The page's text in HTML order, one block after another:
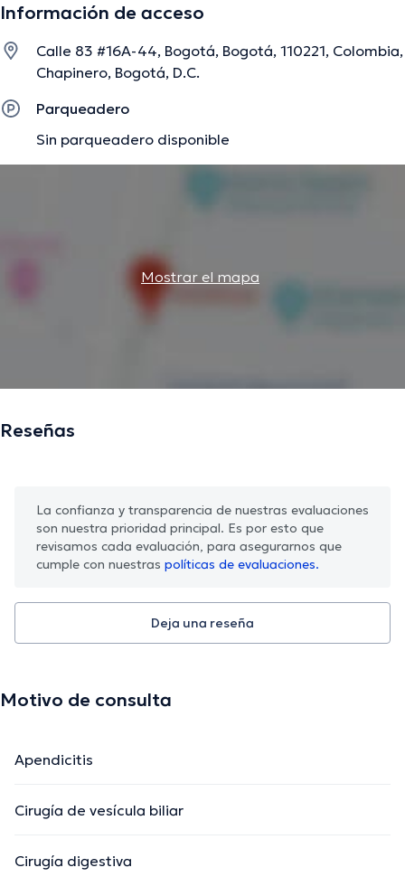
Mosquera ha intervenido en incontables conferencias con
disciplina de especialización y ha anunciado importantes
artículos. Español es el idioma principal manejados por el
Dr.
Información de acceso
Calle 83 #16A-44, Bogotá, Bogotá, 110221, Colombia,
Chapinero, Bogotá, D.C.
Parqueadero
Sin parqueadero disponible
Mostrar el mapa
Reseñas
La confianza y transparencia de nuestras evaluaciones
son nuestra prioridad principal. Es por esto que
revisamos cada evaluación, para asegurarnos que
cumple con nuestras políticas de evaluaciones.
Deja una reseña
Motivo de consulta
Apendicitis
Cirugía de vesícula biliar
Cirugía digestiva